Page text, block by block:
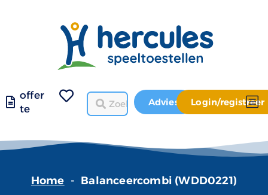
offer
te
Advies Login/registreer
Home - Balanceercombi (WDD0221)